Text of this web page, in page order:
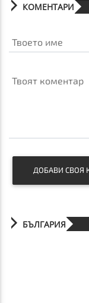
КОМЕНТАРИ
Твоето име
Твоят коментар
ДОБАВИ СВОЯ
БЪЛГАРИЯ